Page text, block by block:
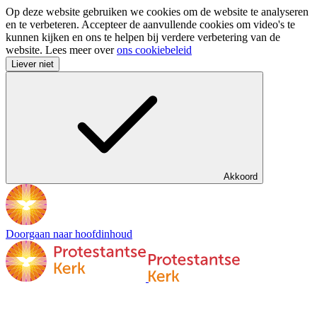
Op deze website gebruiken we cookies om de website te analyseren
en te verbeteren. Accepteer de aanvullende cookies om video's te
kunnen kijken en ons te helpen bij verdere verbetering van de
website. Lees meer overons cookiebeleid
Liever niet
Akkoord
Doorgaan naar hoofdinhoud